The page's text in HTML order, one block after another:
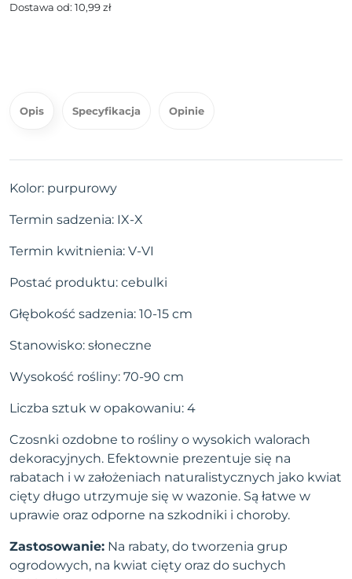
Dostawa od: 10,99 zł
Opis Specyfikacja Opinie
Kolor: purpurowy
Termin sadzenia: IX-X
Termin kwitnienia: V-VI
Postać produktu: cebulki
Głębokość sadzenia: 10-15 cm
Stanowisko: słoneczne
Wysokość rośliny: 70-90 cm
Liczba sztuk w opakowaniu: 4
Czosnki ozdobne to rośliny o wysokich walorach
dekoracyjnych. Efektownie prezentuje się na
rabatach i w założeniach naturalistycznych jako kwiat
cięty długo utrzymuje się w wazonie. Są łatwe w
uprawie oraz odporne na szkodniki i choroby.
Zastosowanie: Na rabaty, do tworzenia grup
ogrodowych, na kwiat cięty oraz do suchych